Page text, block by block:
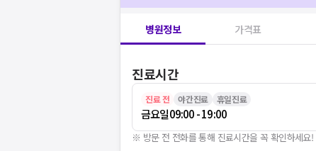
병원정보 가격표
진료시간
진료 전 야간진료 휴일진료
금요일09:00 - 19:00
※ 방문 전 전화를 통해 진료시간을 꼭 확인하세요!